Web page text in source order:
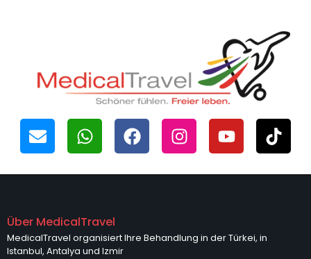
Über MedicalTravel
MedicalTravel organisiert Ihre Behandlung in der Türkei, in
Istanbul, Antalya und Izmir